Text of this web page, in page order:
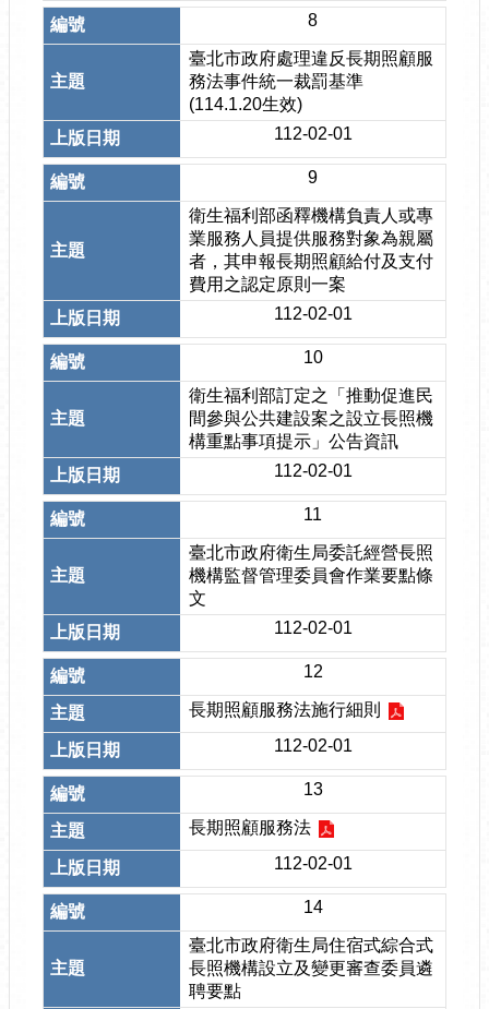
8
臺北市政府處理違反長期照顧服
務法事件統一裁罰基準
(114.1.20生效)
112-02-01
9
衛生福利部函釋機構負責人或專
業服務人員提供服務對象為親屬
者，其申報長期照顧給付及支付
費用之認定原則一案
112-02-01
10
衛生福利部訂定之「推動促進民
間參與公共建設案之設立長照機
構重點事項提示」公告資訊
112-02-01
11
臺北市政府衛生局委託經營長照
機構監督管理委員會作業要點條
文
112-02-01
12
長期照顧服務法施行細則
112-02-01
13
長期照顧服務法
112-02-01
14
臺北市政府衛生局住宿式綜合式
長照機構設立及變更審查委員遴
聘要點